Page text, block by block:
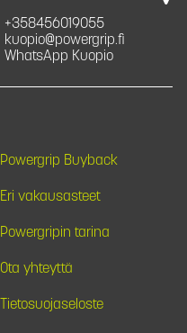
+358456019055
kuopio@powergrip.fi
WhatsApp Kuopio
Powergrip Buyback
Eri vakausasteet
Powergripin tarina
Ota yhteyttä
Tietosuojaseloste